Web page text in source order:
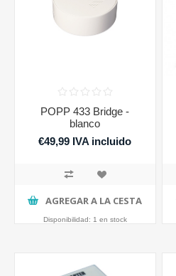
POPP 433 Bridge -
blanco
€49,99 IVA incluido
AGREGAR A LA CESTA
Disponibilidad: 1 en stock